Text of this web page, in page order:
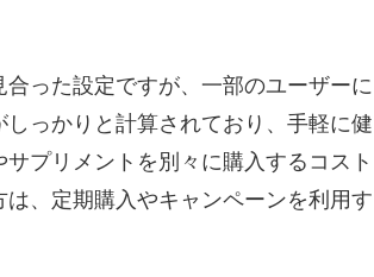
った設定ですが、一部のユーザーに
っかりと計算されており、手軽に健
プリメントを別々に購入するコスト
、定期購入やキャンペーンを利用す